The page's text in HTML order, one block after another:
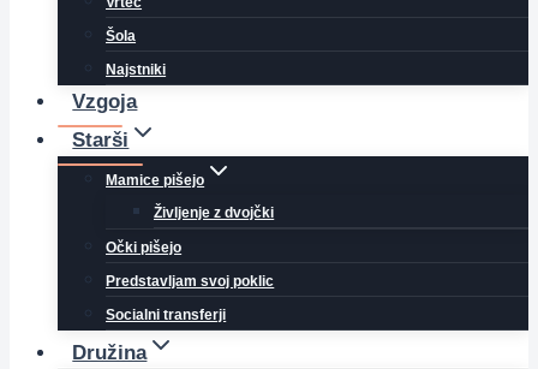
Šola
Najstniki
Vzgoja
Starši
Mamice pišejo
Življenje z dvojčki
Očki pišejo
Predstavljam svoj poklic
Socialni transferji
Družina